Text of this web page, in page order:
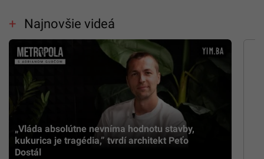
Najnovšie videá
„Vláda absolútne nevníma hodnotu stavby,
kukurica je tragédia,” tvrdí architekt Peťo
Dostál